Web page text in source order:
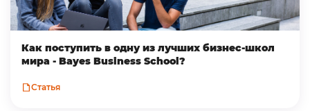
Как поступить в одну из лучших бизнес-школ
мира - Bayes Business School?
Статья